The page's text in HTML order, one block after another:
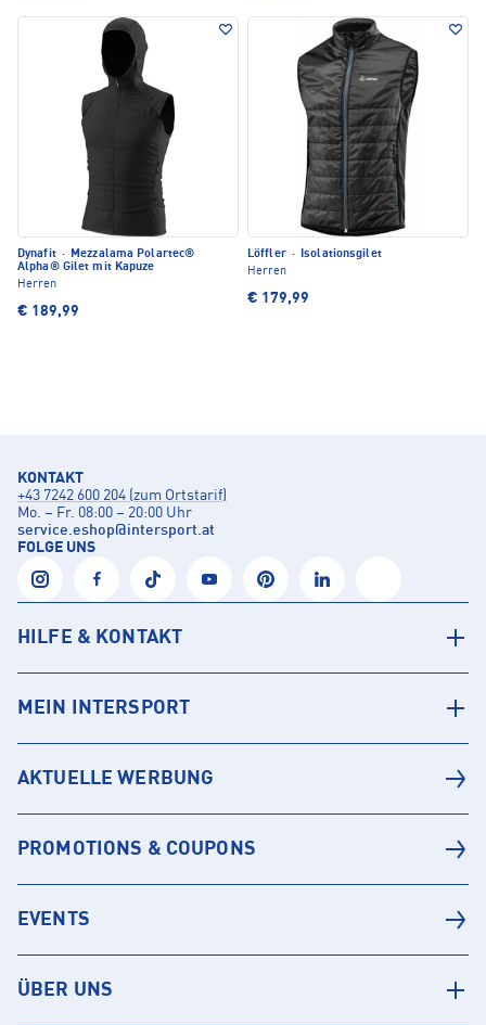
Dynafit · Mezzalama Polartec®
Alpha® Gilet mit Kapuze
Herren
€ 189,99
Löffler · Isolationsgilet
Herren
€ 179,99
KONTAKT
+43 7242 600 204 (zum Ortstarif)
Mo. – Fr. 08:00 – 20:00 Uhr
service.eshop@intersport.at
FOLGE UNS
HILFE & KONTAKT
MEIN INTERSPORT
AKTUELLE WERBUNG
PROMOTIONS & COUPONS
EVENTS
ÜBER UNS